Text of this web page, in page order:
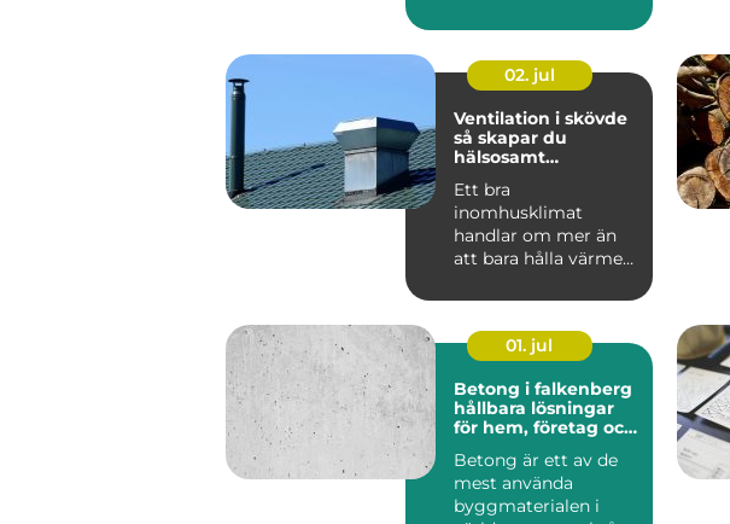
Eskilstuna bygg...
02. jul
Ventilation i skövde
så skapar du
hälsosamt
runt
Ett bra
inomhusklimat
handlar om mer än
att bara hålla värmen.
hemma, på jobbet
elle...
01. jul
Betong i falkenberg
hållbara lösningar
för hem, företag och
Betong är ett av de
mest använda
byggmaterialen i